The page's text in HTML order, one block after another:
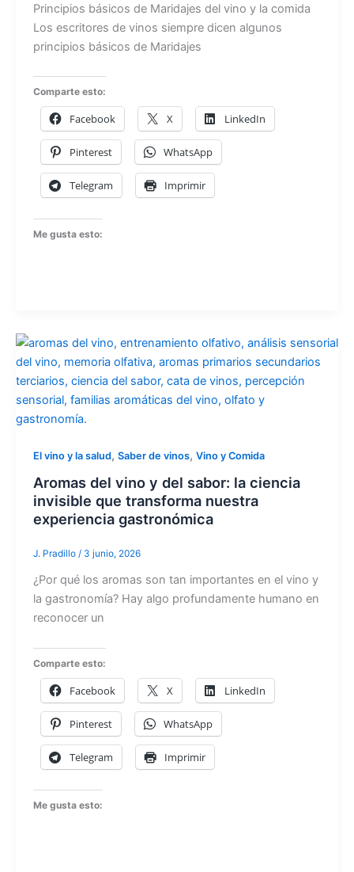
Principios básicos de Maridajes del vino y la comida
Los escritores de vinos siempre dicen algunos
principios básicos de Maridajes
Comparte esto:
Facebook X LinkedIn
Pinterest WhatsApp
Telegram Imprimir
Me gusta esto:
El vino y la salud, Saber de vinos, Vino y Comida
Aromas del vino y del sabor: la ciencia
invisible que transforma nuestra
experiencia gastronómica
J. Pradillo / 3 junio, 2026
¿Por qué los aromas son tan importantes en el vino y
la gastronomía? Hay algo profundamente humano en
reconocer un
Comparte esto:
Facebook X LinkedIn
Pinterest WhatsApp
Telegram Imprimir
Me gusta esto: